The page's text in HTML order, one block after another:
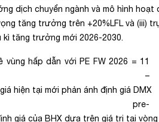
dịch chuyển ngành và mô hình
tăng trưởng trên +20%LFL và (iii)
kì tăng trưởng mới 2026-2030.
hấp dẫn với PE FW 2026 = 11
–
hiện tại mới phản ánh định giá DMX
pre-
giá của BHX dựa trên giá trị tại